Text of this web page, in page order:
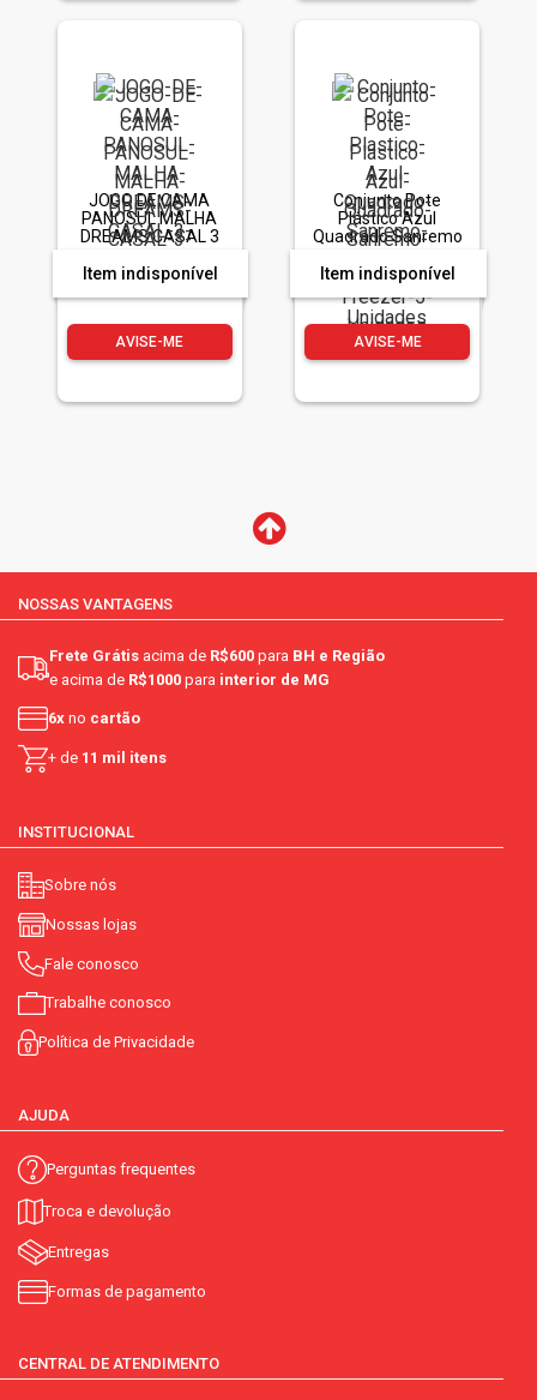
JOGO DE CAMA
PANOSUL MALHA
DREAMS CASAL 3
Item indisponível
AVISE-ME
Conjunto Pote
Plástico Azul
Quadrado Sanremo
Unidades
Item indisponível
AVISE-ME
NOSSAS VANTAGENS
Frete Grátis acima de R$600 para BH e Região
e acima de R$1000 para interior de MG
6x no cartão
+ de 11 mil itens
INSTITUCIONAL
Sobre nós
Nossas lojas
Fale conosco
Trabalhe conosco
Política de Privacidade
AJUDA
Perguntas frequentes
Troca e devolução
Entregas
Formas de pagamento
CENTRAL DE ATENDIMENTO